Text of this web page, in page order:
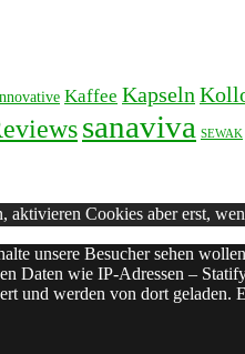
Kaffee Kapseln
sanaviva SEWAK
aktivieren Cookies aber erst,
unsere Besucher sehen
Daten wie IP-Adressen –
werden von dort geladen.